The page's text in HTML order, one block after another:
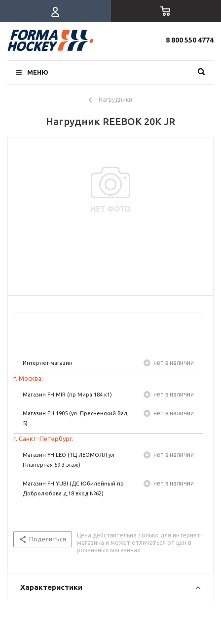
8 800 550 4774
МЕНЮ
Нагрудники
Нагрудник REEBOK 20K JR
Интернет-магазин Нет в наличии
г. Москва:
Магазин FH MIR (пр Мира 184 к1) Нет в наличии
Магазин FH 1905 (ул. Пресненский Вал,
5)
Нет в наличии
г. Санкт-Петербург:
Магазин FH LEO (ТЦ ЛЕОМОЛЛ ул
Планерная 59 3 этаж)
Нет в наличии
Магазин FH YUBI (ДС Юбилейный пр
Добролюбова д.18 вход №62)
Нет в наличии
Поделиться
Цена действительна только для интернет-
магазина и может отличаться от цен в
розничных магазинах
Характеристики